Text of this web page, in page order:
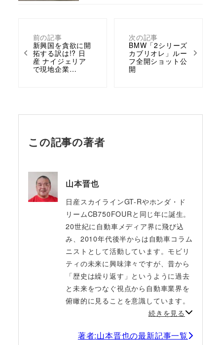
前の記事
新興国を貪欲に開
拓する訳は!? 日
産 ナイジェリア
で現地企業…
次の記事
BMW「2シリーズ
カブリオレ」ルー
フ全開ショット公
開
この記事の著者
山本晋也
日産スカイラインGT-Rやホンダ・ド
リームCB750FOURと同じ年に誕生。
20世紀に自動車メディア界に飛び込
み、2010年代後半からは自動車コラム
ニストとして活動しています。モビリ
ティの未来に興味津々ですが、昔から
「歴史は繰り返す」というように過去
と未来をつなぐ視点から自動車業界を
俯瞰的に見ることを意識しています。
続きを見る
著者:山本晋也の最新記事一覧